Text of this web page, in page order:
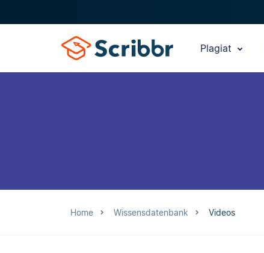
Plagiat
Home Wissensdatenbank Videos